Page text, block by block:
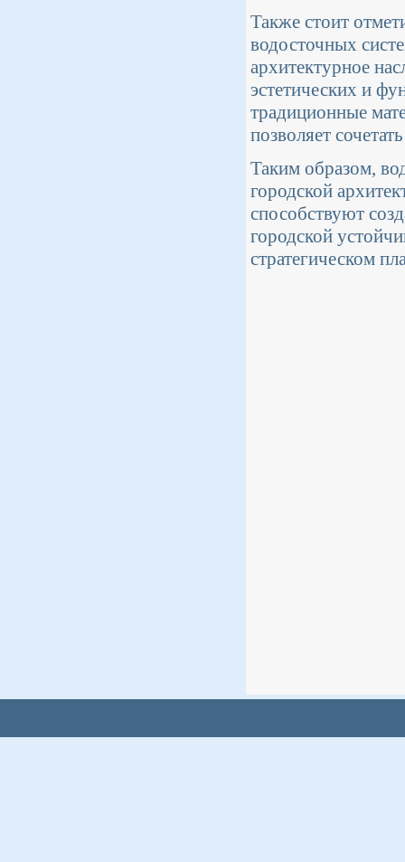
Также стоит
водосточных
архитектурное
эстетических и
традиционные
позволяет
Таким образом,
городской
способствуют
городской
стратегическом